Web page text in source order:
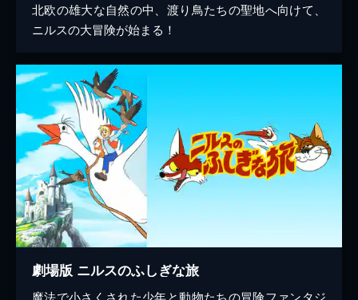
北欧の雄大な自然の中、渡り鳥たちの聖地へ向けて、
ニルスの大冒険が始まる！
劇場版 ニルスのふしぎな旅